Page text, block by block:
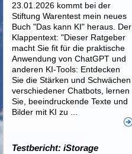
23.01.2026 kommt bei der
Stiftung Warentest mein neues
Buch "Das kann KI" heraus. Der
Klappentext: "Dieser Ratgeber
macht Sie fit für die praktische
Anwendung von ChatGPT und
anderen KI-Tools: Entdecken
Sie die Stärken und Schwächen
verschiedener Chatbots, lernen
Sie, beeindruckende Texte und
Bilder mit KI zu ...
Testbericht: iStorage